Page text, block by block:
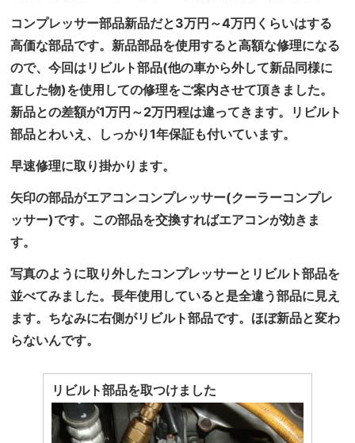
コンプレッサー部品新品だと3万円～4万円くらいはする
高価な部品です。新品部品を使用すると高額な修理になる
ので、今回はリビルト部品(他の車から外して新品同様に
直した物)を使用しての修理をご案内させて頂きました。
新品との差額が1万円～2万円程は違ってきます。リビルト
部品とわいえ、しっかり1年保証も付いています。
早速修理に取り掛かります。
矢印の部品がエアコンコンプレッサー(クーラーコンプレ
ッサー)です。この部品を交換すればエアコンが効きま
す。
写真のように取り外したコンプレッサーとリビルト部品を
並べてみました。長年使用していると是全違う部品に見え
ます。ちなみに右側がリビルト部品です。ほぼ新品と変わ
らないんです。
リビルト部品を取つけました